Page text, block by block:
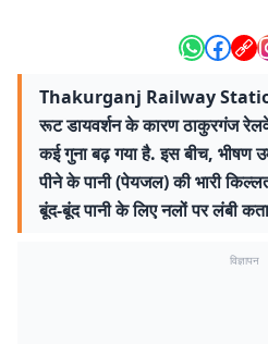
Thakurganj Railway
रूट डायवर्शन के कारण ठाकुरगंज
कई गुना बढ़ गया है. इस बीच, भीषण
पीने के पानी (पेयजल) की भारी
बूंद-बूंद पानी के लिए नलों पर लंबी
विज्ञापन